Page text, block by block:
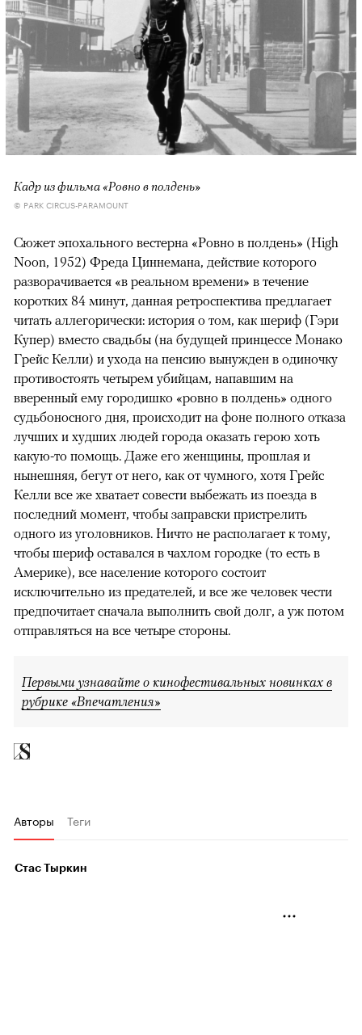
Кадр из фильма «Ровно в полдень»
© PARK CIRCUS-PARAMOUNT
Сюжет эпохального вестерна «Ровно в полдень» (High
Noon, 1952) Фреда Циннемана, действие которого
разворачивается «в реальном времени» в течение
коротких 84 минут, данная ретроспектива предлагает
читать аллегорически: история о том, как шериф (Гэри
Купер) вместо свадьбы (на будущей принцессе Монако
Грейс Келли) и ухода на пенсию вынужден в одиночку
противостоять четырем убийцам, напавшим на
вверенный ему городишко «ровно в полдень» одного
судьбоносного дня, происходит на фоне полного отказа
лучших и худших людей города оказать герою хоть
какую-то помощь. Даже его женщины, прошлая и
нынешняя, бегут от него, как от чумного, хотя Грейс
Келли все же хватает совести выбежать из поезда в
последний момент, чтобы заправски пристрелить
одного из уголовников. Ничто не располагает к тому,
чтобы шериф оставался в чахлом городке (то есть в
Америке), все население которого состоит
исключительно из предателей, и все же человек чести
предпочитает сначала выполнить свой долг, а уж потом
отправляться на все четыре стороны.
Первыми узнавайте о кинофестивальных новинках в
рубрике «Впечатления»
Авторы Теги
Стас Тыркин